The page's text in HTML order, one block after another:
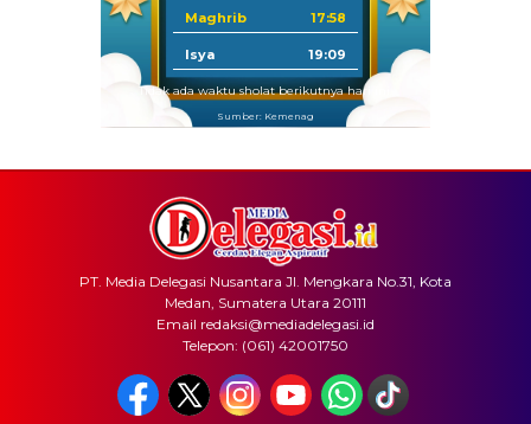
Maghrib 17:58
Isya 19:09
Tidak ada waktu sholat berikutnya hari ini.
Sumber: Kemenag
PT. Media Delegasi Nusantara Jl. Mengkara No.31, Kota
Medan, Sumatera Utara 20111
Email redaksi@mediadelegasi.id
Telepon: (061) 42001750